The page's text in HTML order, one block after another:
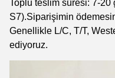
Toplu teslim süresi: 7-20
S7).Siparişimin
Genellikle L/C, T/T,
ediyoruz.